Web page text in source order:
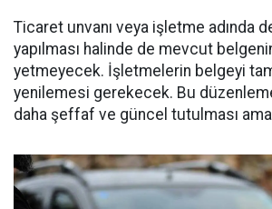
Ticaret unvanı veya işletme adında
yapılması halinde de mevcut
yetmeyecek. İşletmelerin belgeyi
yenilemesi gerekecek. Bu
daha şeffaf ve güncel tutulması